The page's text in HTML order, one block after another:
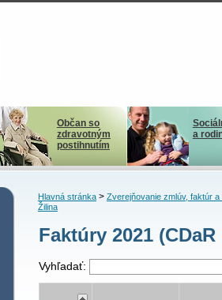
Občan so
zdravotným
postihnutím
a
Hlavná stránka> Zverejňovanie zmlúv, faktúr a
Žilina
Faktúry 2021
Vyhľadať: